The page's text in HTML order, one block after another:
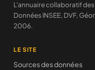
L'annuaire collaboratif des
Données INSEE, DVF,
2006.
LE SITE
Sources des données